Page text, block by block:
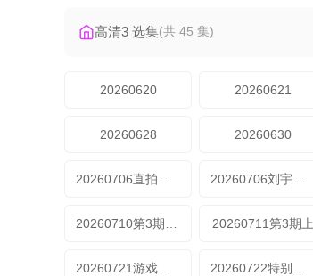
高清3 选集(共 45 集)
20260620 20260621
20260628 20260630
20260711第3期上